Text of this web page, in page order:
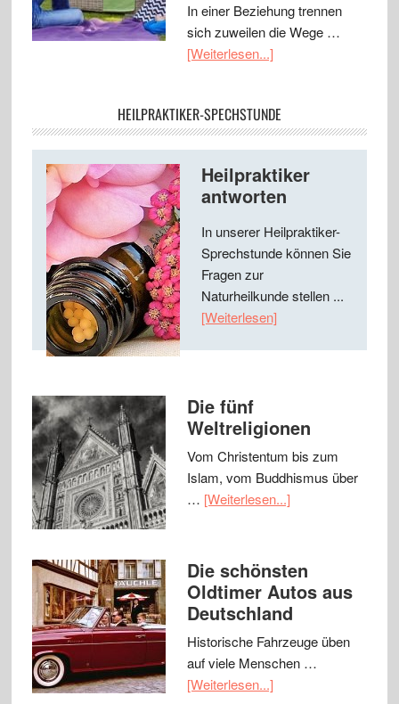
In einer Beziehung trennen
sich zuweilen die Wege …
[Weiterlesen...]
HEILPRAKTIKER-SPECHSTUNDE
Heilpraktiker
antworten
In unserer Heilpraktiker-
Sprechstunde können Sie
Fragen zur
Naturheilkunde stellen ...
[Weiterlesen]
Die fünf
Weltreligionen
Vom Christentum bis zum
Islam, vom Buddhismus über
… [Weiterlesen...]
Die schönsten
Oldtimer Autos aus
Deutschland
Historische Fahrzeuge üben
auf viele Menschen …
[Weiterlesen...]